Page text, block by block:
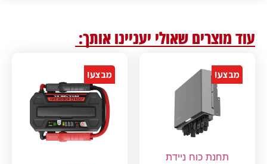
עוד מוצרים שאולי יעניינו אותך:
מבצע!
תחנת כוח ניידת
מבצע!